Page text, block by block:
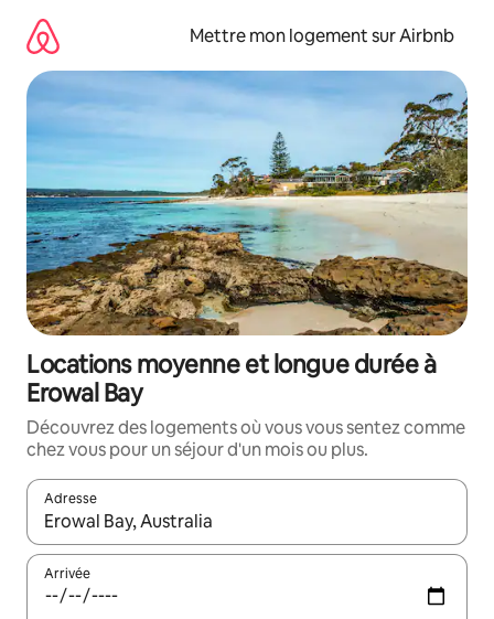
directement
contenu
Mettre mon logement sur Airbnb
Locations moyenne et longue durée à
Erowal Bay
Découvrez des logements où vous vous sentez comme
chez vous pour un séjour d'un mois ou plus.
Adresse
Lorsque les résultats s'affichent, utilisez les flèches vers le
Arrivée